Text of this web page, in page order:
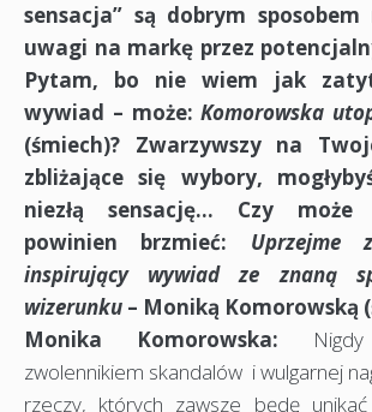
sensacja” są dobrym
uwagi na markę przez
Pytam, bo nie wiem jak
wywiad – może:Komorowska
(śmiech)? Zwarzywszy na
zbliżające się wybory,
niezłą sensację… Czy
powinien brzmieć: Uprzejme
inspirujący wywiad ze znaną
wizerunku – Moniką Komorowską
Monika Komorowska:
zwolennikiem skandalów i wulgarnej
rzeczy, których zawsze będę